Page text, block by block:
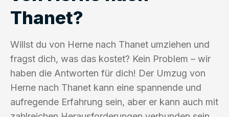
Thanet?
Willst du von Herne nach Thanet umziehen und
fragst dich, was das kostet? Kein Problem – wir
haben die Antworten für dich! Der Umzug von
Herne nach Thanet kann eine spannende und
aufregende Erfahrung sein, aber er kann auch mit